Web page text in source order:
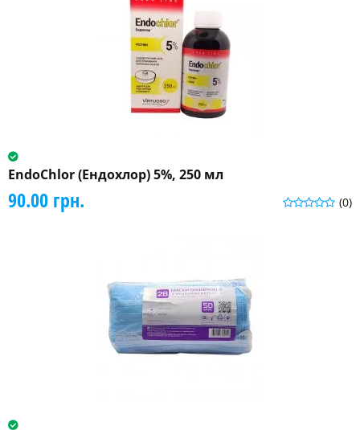
EndoChlor (Ендохлор) 5%, 250 мл
(0)
90.00 грн.